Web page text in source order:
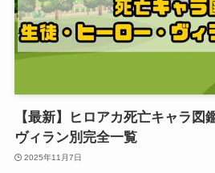
【最新】ヒロアカ死亡キャラ図
ヴィラン別完全一覧
2025年11月7日